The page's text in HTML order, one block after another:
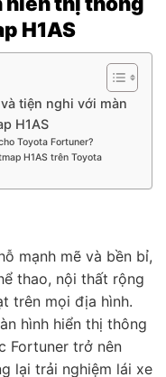
H1AS
tiện nghi với màn
H1AS
Toyota Fortuner?
H1AS trên Toyota
mạnh mẽ và bền bỉ,
thao, nội thất rộng
trên mọi địa hình.
hình hiển thị thông
Fortuner trở nên
lại trải nghiệm lái xe